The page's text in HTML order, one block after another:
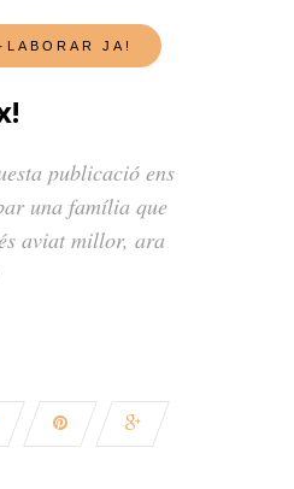
publicació ens
una família que
aviat millor, ara